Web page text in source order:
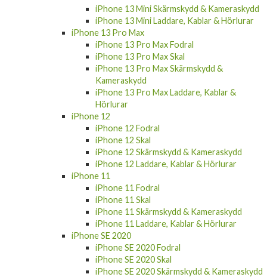
iPhone 13 Mini Laddare, Kablar & Hörlurar
iPhone 13 Pro Max
iPhone 13 Pro Max Fodral
iPhone 13 Pro Max Skal
iPhone 13 Pro Max Skärmskydd &
Kameraskydd
iPhone 13 Pro Max Laddare, Kablar &
Hörlurar
iPhone 12
iPhone 12 Fodral
iPhone 12 Skal
iPhone 12 Skärmskydd & Kameraskydd
iPhone 12 Laddare, Kablar & Hörlurar
iPhone 11
iPhone 11 Fodral
iPhone 11 Skal
iPhone 11 Skärmskydd & Kameraskydd
iPhone 11 Laddare, Kablar & Hörlurar
iPhone SE 2020
iPhone SE 2020 Fodral
iPhone SE 2020 Skal
iPhone SE 2020 Skärmskydd & Kameraskydd
iPhone SE 2020 Laddare, Kablar & Hörlurar